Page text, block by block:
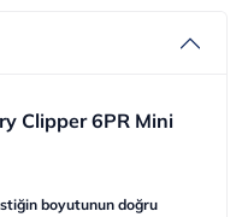
Clipper 6PR Mini
boyutunun doğru